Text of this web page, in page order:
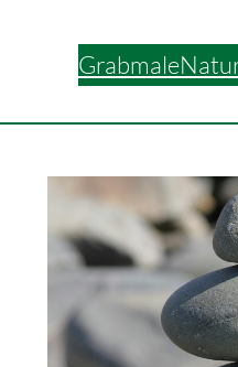
Grabmale